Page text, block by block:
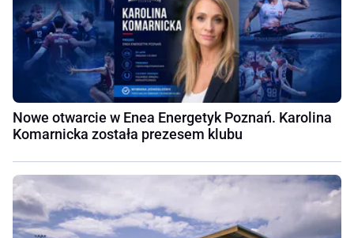
Nowe otwarcie w Enea Energetyk Poznań. Karolina
Komarnicka została prezesem klubu